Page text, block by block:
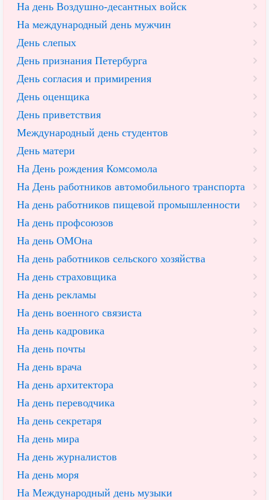
На день Воздушно-десантных войск
На международный день мужчин
День слепых
День признания Петербурга
День согласия и примирения
День оценщика
День приветствия
Международный день студентов
День матери
На День рождения Комсомола
На День работников автомобильного транспорта
На день работников пищевой промышленности
На день профсоюзов
На день ОМОна
На день работников сельского хозяйства
На день страховщика
На день рекламы
На день военного связиста
На день кадровика
На день почты
На день врача
На день архитектора
На день переводчика
На день секретаря
На день мира
На день журналистов
На день моря
На Международный день музыки